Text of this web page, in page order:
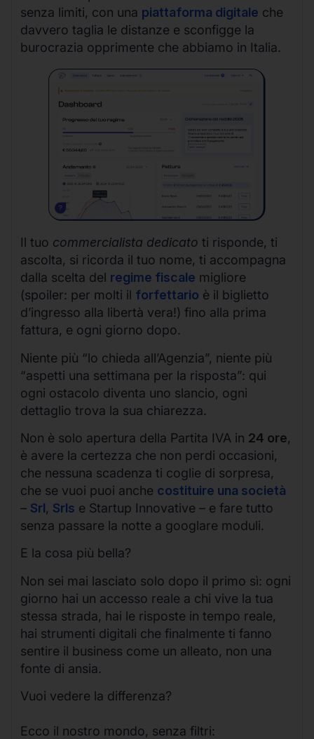
senza limiti, con una piattaforma digitale che
davvero taglia le distanze e sconfigge la
burocrazia opprimente che abbiamo in Italia.
Il tuo commercialista dedicato ti risponde, ti
ascolta, si ricorda il tuo nome, ti accompagna
dalla scelta del regime fiscale migliore
(spoiler: per molti il forfettario è il biglietto
d’ingresso alla libertà vera!) fino alla prima
fattura, e ogni giorno dopo.
Niente più “lo chieda all’Agenzia”, niente più
“aspetti una settimana per la risposta”: qui
ogni ostacolo diventa uno slancio, ogni
dettaglio trova la sua chiarezza.
Non è solo apertura della Partita IVA in 24 ore,
è avere la certezza che non perdi occasioni,
che nessuna scadenza ti coglie di sorpresa,
che se vuoi puoi anche costituire una società
– Srl, Srls e Startup Innovative – e fare tutto
senza passare la notte a googlare moduli.
E la cosa più bella?
Non sei mai lasciato solo dopo il primo sì: ogni
giorno hai un accesso reale a chi vive la tua
stessa strada, hai le risposte in tempo reale,
hai strumenti digitali che finalmente ti fanno
sentire il business come un alleato, non una
fonte di ansia.
Vuoi vedere la differenza?
Ecco il nostro mondo, senza filtri: